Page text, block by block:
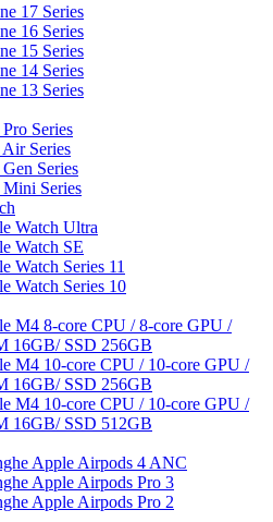
17 Series
16 Series
15 Series
14 Series
13 Series
Series
Air Series
Series
Mini Series
Watch Ultra
Watch SE
Watch Series 11
Watch Series 10
M4 8-core CPU / 8-core GPU /
16GB/ SSD 256GB
M4 10-core CPU / 10-core GPU /
16GB/ SSD 256GB
M4 10-core CPU / 10-core GPU /
16GB/ SSD 512GB
Apple Airpods 4 ANC
Apple Airpods Pro 3
Apple Airpods Pro 2